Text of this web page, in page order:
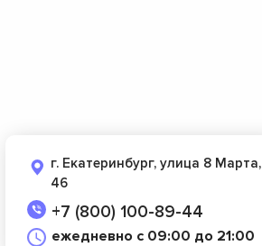
г. Екатеринбург, улица 8 Марта,
46
+7 (800) 100-89-44
ежедневно с 09:00 до 21:00